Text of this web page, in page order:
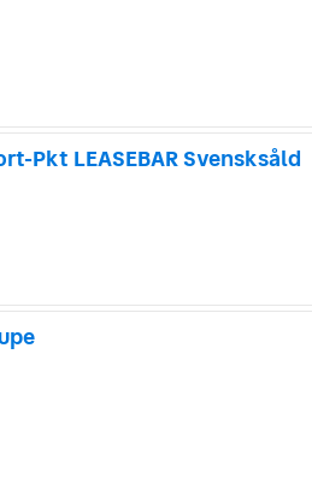
Pkt LEASEBAR Svensksåld